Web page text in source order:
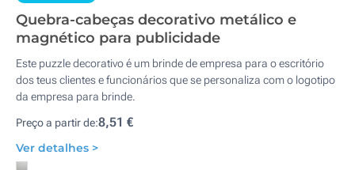
Quebra-cabeças decorativo metálico e
magnético para publicidade
Este puzzle decorativo é um brinde de empresa para o escritório
dos teus clientes e funcionários que se personaliza com o logotipo
da empresa para brinde.
Preço a partir de:8,51 €
Ver detalhes >